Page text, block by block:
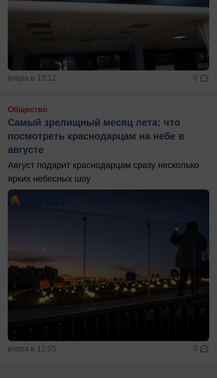
вчера в 13:12 0
Общество
Самый зрелищный месяц лета: что
посмотреть краснодарцам на небе в
августе
Август подарит краснодарцам сразу несколько
ярких небесных шоу
вчера в 12:05 0